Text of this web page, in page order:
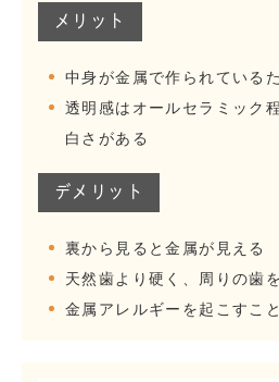
メリット
中身が金属で作られている
透明感はオールセラミック
白さがある
デメリット
裏から見ると金属が見える
天然歯より硬く、周りの歯
金属アレルギーを起こすこ